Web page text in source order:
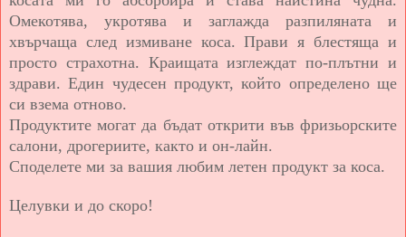
Омекотява, укротява и заглажда разпиляната и
хвърчаща след измиване коса. Прави я блестяща и
просто страхотна. Краищата изглеждат по-плътни и
здрави. Един чудесен продукт, който определено ще
си взема отново.
Продуктите могат да бъдат открити във фризьорските
салони, дрогериите, както и он-лайн.
Споделете ми за вашия любим летен продукт за коса.
Целувки и до скоро!